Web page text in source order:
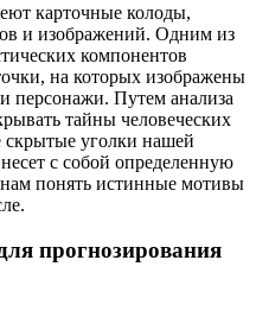
карточные колоды,
и изображений. Одним из
компонентов
на которых изображены
персонажи. Путем анализа
тайны человеческих
уголки нашей
с собой определенную
понять истинные мотивы
прогнозирования